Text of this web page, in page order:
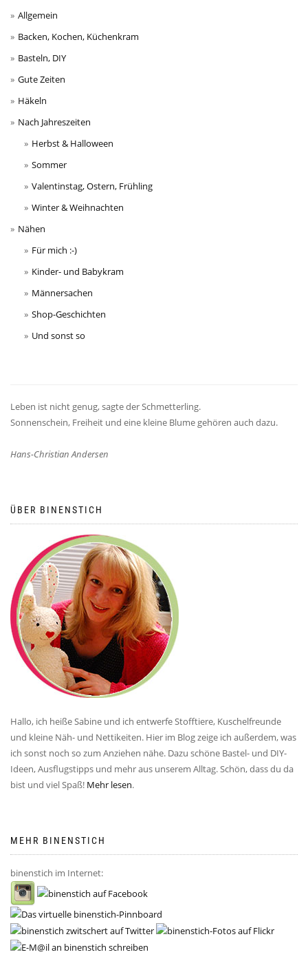
Allgemein
Backen, Kochen, Küchenkram
Basteln, DIY
Gute Zeiten
Häkeln
Nach Jahreszeiten
Herbst & Halloween
Sommer
Valentinstag, Ostern, Frühling
Winter & Weihnachten
Nähen
Für mich :-)
Kinder- und Babykram
Männersachen
Shop-Geschichten
Und sonst so
Leben ist nicht genug, sagte der Schmetterling.
Sonnenschein, Freiheit und eine kleine Blume gehören auch dazu.
Hans-Christian Andersen
ÜBER BINENSTICH
Hallo, ich heiße Sabine und ich entwerfe Stofftiere, Kuschelfreunde
und kleine Näh- und Nettikeiten. Hier im Blog zeige ich außerdem, was
ich sonst noch so zum Anziehen nähe. Dazu schöne Bastel- und DIY-
Ideen, Ausflugstipps und mehr aus unserem Alltag. Schön, dass du da
bist und viel Spaß! Mehr lesen.
MEHR BINENSTICH
binenstich im Internet: